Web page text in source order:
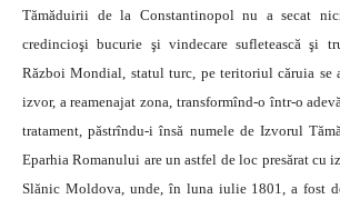
Tămăduirii de la Constantinopol nu a secat
credincioşi bucurie şi vindecare sufletească şi
Război Mondial, statul turc, pe teritoriul căruia se
izvor, a reamenajat zona, transformînd-o într-o
tratament, păstrîndu-i însă numele de Izvorul
Eparhia Romanului are un astfel de loc presărat cu
Slănic Moldova, unde, în luna iulie 1801, a fost